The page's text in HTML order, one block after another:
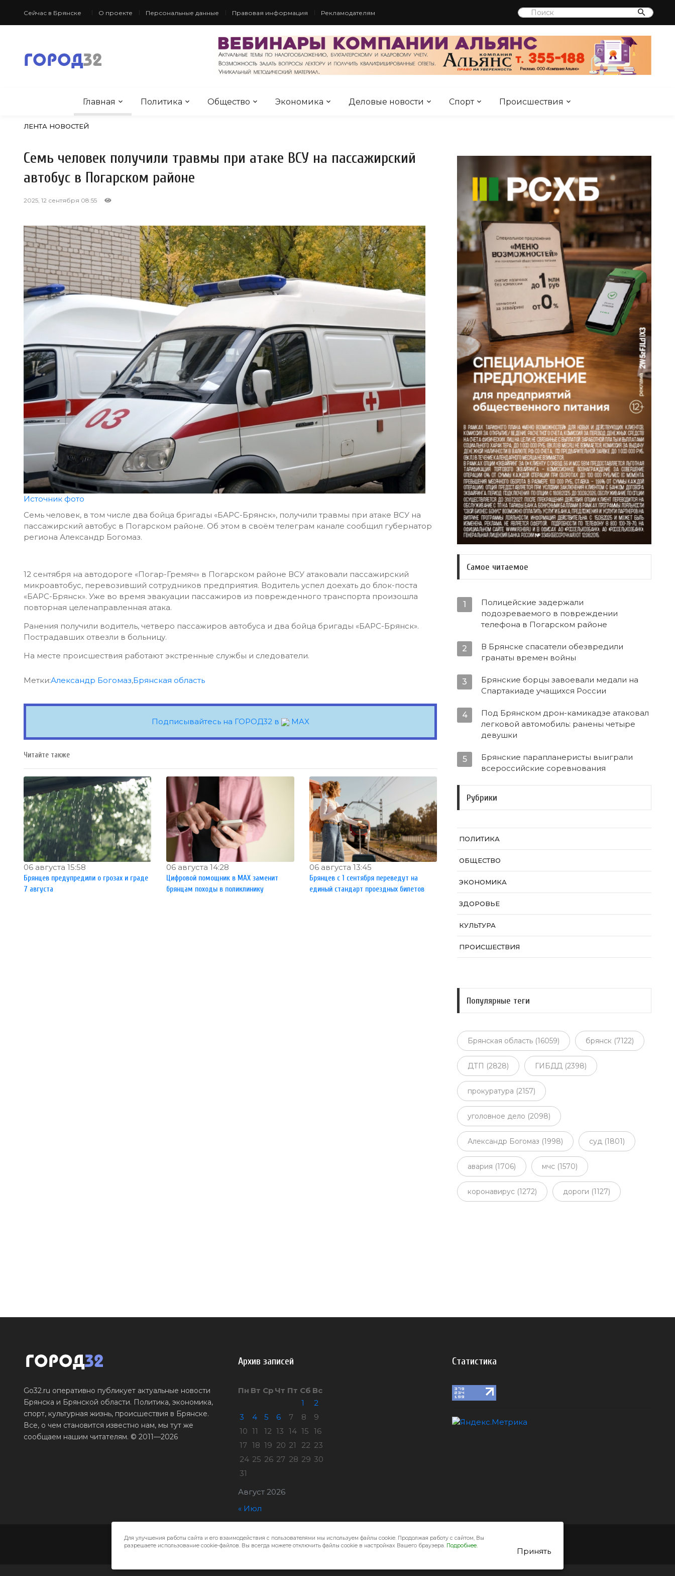
Сейчас в Брянске О проекте Персональные данные Правовая информация Рекламодателям
Главная Политика Общество Экономика Деловые новости Спорт Происшествия
ЛЕНТА НОВОСТЕЙ
Семь человек получили травмы при атаке ВСУ на пассажирский
автобус в Погарском районе
2025, 12 сентября 08:55
Источник фото
Семь человек, в том числе два бойца бригады «БАРС-Брянск», получили травмы при атаке ВСУ на
пассажирский автобус в Погарском районе. Об этом в своём телеграм канале сообщил губернатор
региона Александр Богомаз.
12 сентября на автодороге «Погар-Гремяч» в Погарском районе ВСУ атаковали пассажирский
микроавтобус, перевозивший сотрудников предприятия. Водитель успел доехать до блок-поста
«БАРС-Брянск». Уже во время эвакуации пассажиров из поврежденного транспорта произошла
повторная целенаправленная атака.
Ранения получили водитель, четверо пассажиров автобуса и два бойца бригады «БАРС-Брянск».
Пострадавших отвезли в больницу.
На месте происшествия работают экстренные службы и следователи.
Метки:Александр Богомаз,Брянская область
Подписывайтесь на ГОРОД32 в MAX
Читайте также
06 августа 15:58
Брянцев предупредили о грозах и граде
7 августа
06 августа 14:28
Цифровой помощник в MAX заменит
брянцам походы в поликлинику
06 августа 13:45
Брянцев с 1 сентября переведут на
единый стандарт проездных билетов
Самое читаемое
1
Полицейские задержали
подозреваемого в повреждении
телефона в Погарском районе
2
В Брянске спасатели обезвредили
гранаты времен войны
3
Брянские борцы завоевали медали на
Спартакиаде учащихся России
4
Под Брянском дрон-камикадзе атаковал
легковой автомобиль: ранены четыре
девушки
5
Брянские парапланеристы выиграли
всероссийские соревнования
Рубрики
ПОЛИТИКА
ОБЩЕСТВО
ЭКОНОМИКА
ЗДОРОВЬЕ
КУЛЬТУРА
ПРОИСШЕСТВИЯ
Популярные теги
Брянская область (16059) брянск (7122)
ДТП (2828) ГИБДД (2398)
прокуратура (2157)
уголовное дело (2098)
Александр Богомаз (1998) суд (1801)
авария (1706) мчс (1570)
коронавирус (1272) дороги (1127)
Go32.ru оперативно публикует актуальные новости
Брянска и Брянской области. Политика, экономика,
спорт, культурная жизнь, происшествия в Брянске.
Все, о чем становится известно нам, мы тут же
сообщаем нашим читателям. © 2011—2026
Архив записей
Август 2026
Пн Вт Ср Чт Пт Сб Вс
1
2
3
4 5 6 7 8
9
10 11 12 13 14 15 16
17 18 19 20 21 22 23
24 25 26 27 28 29 30
31
« Июл
Статистика
Город32 © 2026
Для улучшения работы сайта и его взаимодействия с пользователями мы используем файлы cookie. Продолжая работу с сайтом, Вы
разрешаете использование cookie-файлов. Вы всегда можете отключить файлы cookie в настройках Вашего браузера. Подробнее.
Принять